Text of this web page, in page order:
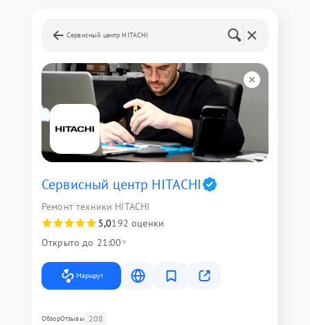
Сервисный центр HITACHI
Сервисный центр HITACHI
Ремонт техники HITACHI
5,0192 оценки
Открыто до 21:00
Маршрут
ОбзорОтзывы 208